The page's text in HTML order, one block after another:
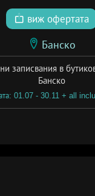
виж офертата
Банско
записвания в
Банско
01.07 - 30.11 + all